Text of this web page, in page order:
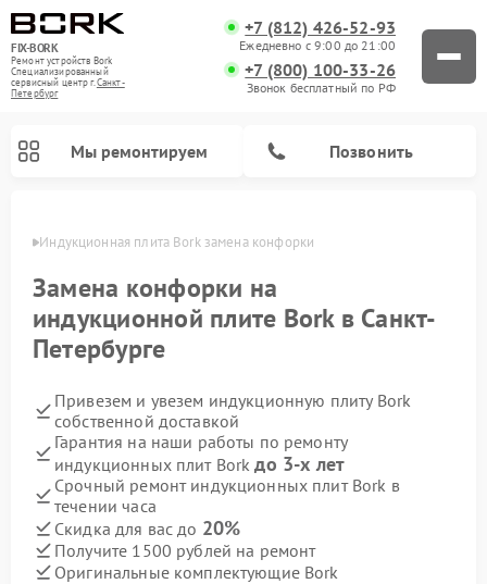
FIX-BORK
Ремонт устройств Bork
Специализированный
cервисный центр г.Санкт-
Петербург
+7 (812) 426-52-93
Ежедневно с 9:00 до 21:00
+7 (800) 100-33-26
Звонок бесплатный по РФ
Мы ремонтируем Позвонить
Индукционная плита Bork замена конфорки
Замена конфорки на
индукционной плите Bork в Санкт-
Петербурге
Привезем и увезем индукционную плиту Bork
собственной доставкой
Гарантия на наши работы по ремонту
индукционных плит Borkдо 3-х лет
Срочный ремонт индукционных плит Bork в
течении часа
Скидка для вас до 20%
Получите 1500 рублей на ремонт
Оригинальные комплектующие Bork